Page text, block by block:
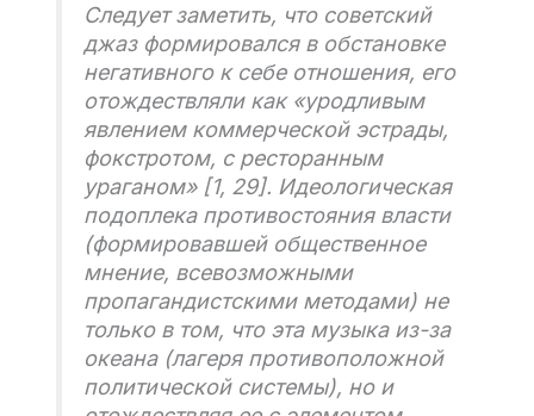
Следует заметить, что советский
джаз формировался в обстановке
негативного к себе отношения, его
отождествляли как «уродливым
явлением коммерческой эстрады,
фокстротом, с ресторанным
ураганом» [1, 29]. Идеологическая
подоплека противостояния власти
(формировавшей общественное
мнение, всевозможными
пропагандистскими методами) не
только в том, что эта музыка из-за
океана (лагеря противоположной
политической системы), но и